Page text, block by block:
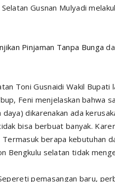
Gusnan Mulyadi
Pinjaman Tanpa Bunga
Toni Gusnaidi Wakil
Feni menjelaskan bahwa
dikarenakan ada
bisa berbuat banyak.
berapa kebutuhan
Bengkulu selatan tidak
pemasangan baru,